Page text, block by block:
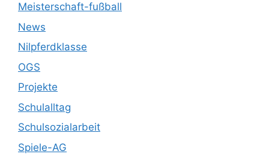
Meisterschaft-fußball
News
Nilpferdklasse
OGS
Projekte
Schulalltag
Schulsozialarbeit
Spiele-AG